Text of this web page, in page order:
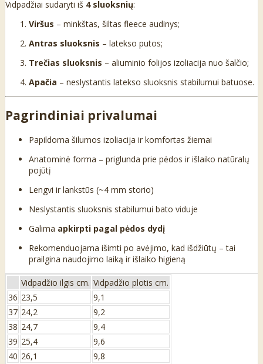
Vidpadžiai sudaryti iš 4 sluoksnių:
Viršus – minkštas, šiltas fleece audinys;
Antras sluoksnis – latekso putos;
Trečias sluoksnis – aliuminio folijos izoliacija nuo šalčio;
Apačia – neslystantis latekso sluoksnis stabilumui batuose.
Pagrindiniai privalumai
Papildoma šilumos izoliacija ir komfortas žiemai
Anatominė forma – priglunda prie pėdos ir išlaiko natūralų
pojūtį
Lengvi ir lankstūs (~4 mm storio)
Neslystantis sluoksnis stabilumui bato viduje
Galima apkirpti pagal pėdos dydį
Rekomenduojama išimti po avėjimo, kad išdžiūtų – tai
prailgina naudojimo laiką ir išlaiko higieną
Vidpadžio ilgis cm. Vidpadžio plotis cm.
36 23,5
9,1
37 24,2
9,2
38 24,7
9,4
39 25,4
9,6
40 26,1
9,8